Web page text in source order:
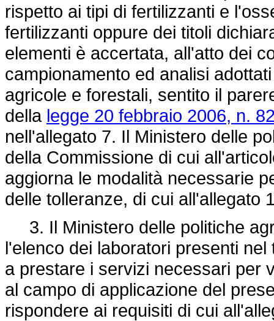
rispetto ai tipi di fertilizzanti e
fertilizzanti oppure dei titoli
elementi è accertata, all'atto dei
campionamento ed analisi
agricole e forestali, sentito il
della legge 20 febbraio 2006, n.
nell'allegato 7. Il Ministero delle
della Commissione di cui
aggiorna le modalità necessarie
delle tolleranze, di cui all'allegato
3. Il Ministero delle politiche
l'elenco dei laboratori presenti
a prestare i servizi necessari per
al campo di applicazione del
rispondere ai requisiti di cui